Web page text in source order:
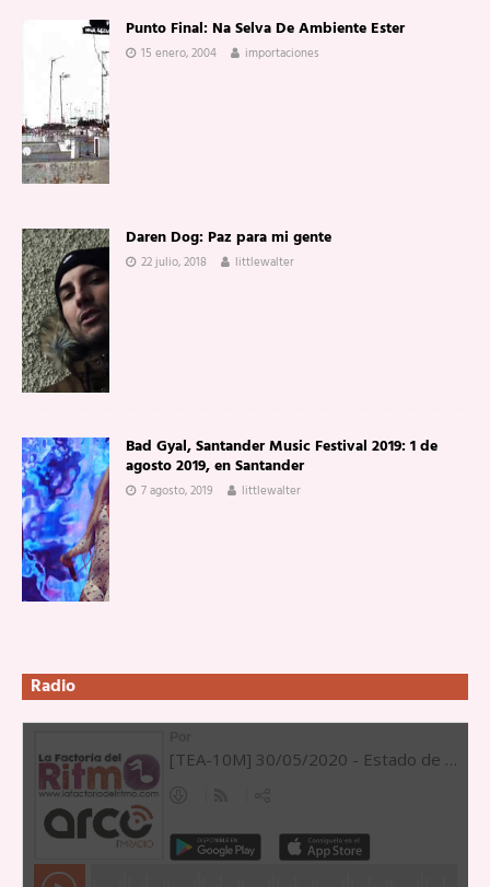
Punto Final: Na Selva De Ambiente Ester
15 enero, 2004 importaciones
Daren Dog: Paz para mi gente
22 julio, 2018 littlewalter
Bad Gyal, Santander Music Festival 2019: 1 de
agosto 2019, en Santander
7 agosto, 2019 littlewalter
Radio